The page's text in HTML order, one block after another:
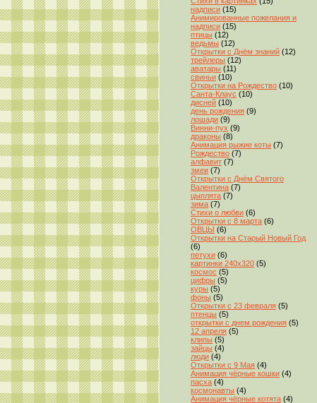
надписи (15)
Анимированные пожелания и
надписи (15)
птицы (12)
ведьмы (12)
Открытки с Днём знаний (12)
трейлеры (12)
аватары (11)
свиньи (10)
Открытки на Рождество (10)
Санта-Клаус (10)
дисней (10)
день рождения (9)
лошади (9)
Винни-пух (9)
драконы (8)
Анимация рыжие коты (7)
Рождество (7)
алфавит (7)
змеи (7)
Открытки с Днём Святого
Валентина (7)
цыплята (7)
зима (7)
Стихи о любви (6)
Открытки с 8 марта (6)
ОВЦЫ (6)
Открытки на Старый Новый Год
(6)
петухи (6)
картинки 240x320 (5)
космос (5)
цифры (5)
куры (5)
фоны (5)
Открытки с 23 февраля (5)
птенцы (5)
открытки с днем рождения (5)
12 апреля (5)
клипы (5)
зайцы (4)
люди (4)
Открытки с 9 Мая (4)
Анимация чёрные кошки (4)
пасха (4)
космонавты (4)
Анимация чёрные котята (4)